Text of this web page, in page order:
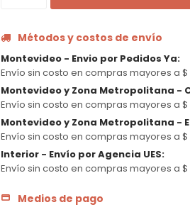
Métodos y costos de envío
Montevideo - Envio por Pedidos Ya:
Envío sin costo en compras mayores a $
Montevideo y Zona Metropolitana -
Envío sin costo en compras mayores a $
Montevideo y Zona Metropolitana -
Envío sin costo en compras mayores a $
Interior - Envío por Agencia UES:
Envío sin costo en compras mayores a $
Medios de pago